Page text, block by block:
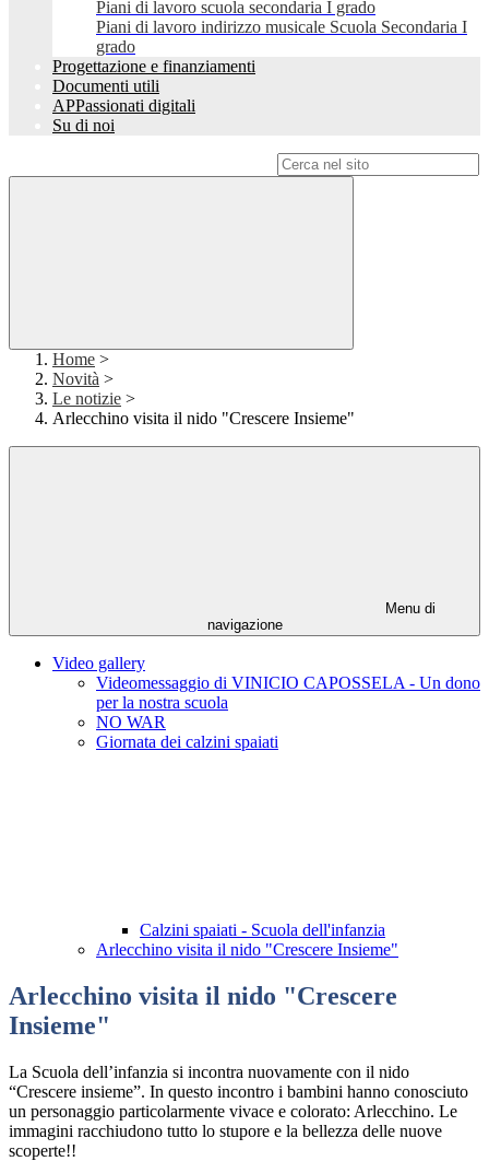
Piani di lavoro scuola secondaria I grado
Piani di lavoro indirizzo musicale Scuola Secondaria I
grado
Progettazione e finanziamenti
Documenti utili
APPassionati digitali
Su di noi
Home >
Novità >
Le notizie >
Arlecchino visita il nido "Crescere Insieme"
Menu di
navigazione
Video gallery
Videomessaggio di VINICIO CAPOSSELA - Un dono
per la nostra scuola
NO WAR
Giornata dei calzini spaiati
Calzini spaiati - Scuola dell'infanzia
Arlecchino visita il nido "Crescere Insieme"
Arlecchino visita il nido "Crescere
Insieme"
La Scuola dell’infanzia si incontra nuovamente con il nido
“Crescere insieme”. In questo incontro i bambini hanno conosciuto
un personaggio particolarmente vivace e colorato: Arlecchino. Le
immagini racchiudono tutto lo stupore e la bellezza delle nuove
scoperte!!